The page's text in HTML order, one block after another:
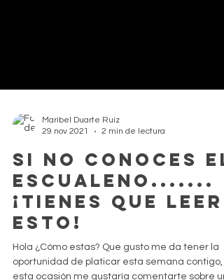
29 nov 2021
2 min de lectura
Si no conoces el
escualeno.......
¡tienes que leer
esto!
Hola ¿Cómo estas? Que gusto me da tener la